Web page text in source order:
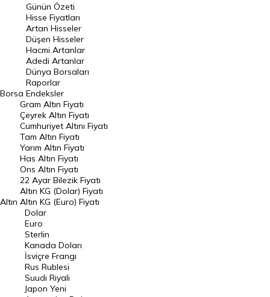
En Çok Artan Hisseler
En Çok Düşen Hisseler
Hacmi Artanlar
Geçmiş Kapanışlar
Dünya Borsaları
Raporlar
Endeksler
DÖVİZ
Döviz Kuru
Dolar Kuru
Euro Kuru
Pound Kuru
Frank Kuru
Riyal Kuru
Avustralya Doları
Borsa
Günün Özeti
Hisse Fiyatları
Artan Hisseler
Düşen Hisseler
Hacmi Artanlar
Adedi Artanlar
Dünya Borsaları
Raporlar
Endeksler
Altın
Gram Altın Fiyatı
Çeyrek Altın Fiyatı
Cumhuriyet Altını Fiyatı
Tam Altın Fiyatı
Yarım Altın Fiyatı
Has Altın Fiyatı
Ons Altın Fiyatı
22 Ayar Bilezik Fiyatı
Altın KG (Dolar) Fiyatı
Altın KG (Euro) Fiyatı
Dolar
Euro
Sterlin
Kanada Doları
İsviçre Frangı
Rus Rublesi
Suudi Riyali
Japon Yeni